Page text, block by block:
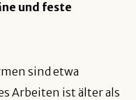
und feste
sind etwa
Arbeiten ist älter als